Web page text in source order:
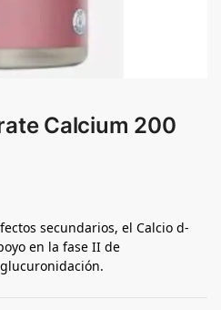
Calcium 200
secundarios, el Calcio d-
en la fase II de